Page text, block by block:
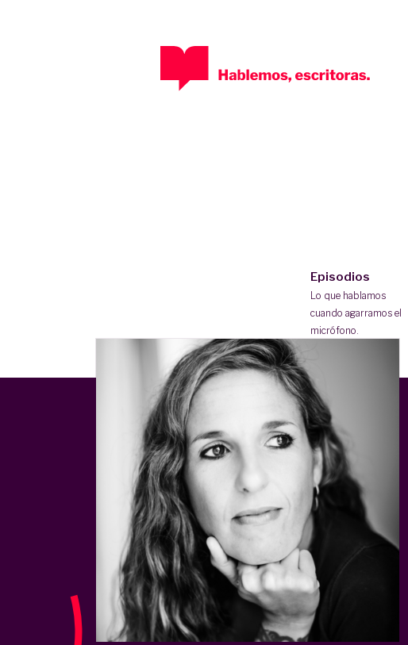
Episodios
Lo que hablamos
cuando agarramos el
micrófono.